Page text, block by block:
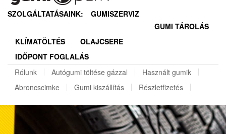
NYÁRI GUMI KERESŐ
REGISZTRÁCIÓ
SZOLGÁLTATÁSAINK:
GUMISZERVIZ
GUMI TÁROLÁS
KLÍMATÖLTÉS
OLAJCSERE
IDŐPONT FOGLALÁS
Rólunk
Autógumi töltése gázzal
Használt gumik
Abroncscimke
Gumi kiszállítás Részletfizetés